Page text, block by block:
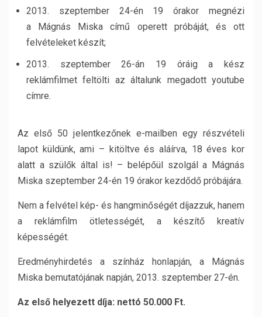
2013. szeptember 24-én 19 órakor megnézi
a Mágnás Miska című operett próbáját, és ott
felvételeket készít;
2013. szeptember 26-án 19 óráig a kész
reklámfilmet feltölti az általunk megadott youtube
címre.
Az első 50 jelentkezőnek e-mailben egy részvételi
lapot küldünk, ami – kitöltve és aláírva, 18 éves kor
alatt a szülők által is! – belépőül szolgál a Mágnás
Miska szeptember 24-én 19 órakor kezdődő próbájára.
Nem a felvétel kép- és hangminőségét díjazzuk, hanem
a reklámfilm ötletességét, a készítő kreatív
képességét.
Eredményhirdetés a színház honlapján, a Mágnás
Miska bemutatójának napján, 2013. szeptember 27-én.
Az első helyezett díja: nettó 50.000 Ft.